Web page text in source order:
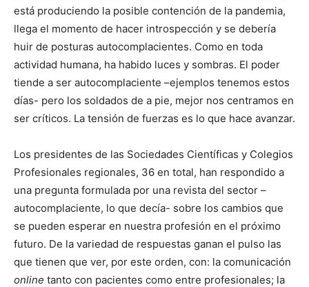
está produciendo la posible contención de la pandemia,
llega el momento de hacer introspección y se debería
huir de posturas autocomplacientes. Como en toda
actividad humana, ha habido luces y sombras. El poder
tiende a ser autocomplaciente –ejemplos tenemos estos
días- pero los soldados de a pie, mejor nos centramos en
ser críticos. La tensión de fuerzas es lo que hace avanzar.
Los presidentes de las Sociedades Científicas y Colegios
Profesionales regionales, 36 en total, han respondido a
una pregunta formulada por una revista del sector –
autocomplaciente, lo que decía- sobre los cambios que
se pueden esperar en nuestra profesión en el próximo
futuro. De la variedad de respuestas ganan el pulso las
que tienen que ver, por este orden, con: la comunicación
online tanto con pacientes como entre profesionales; la